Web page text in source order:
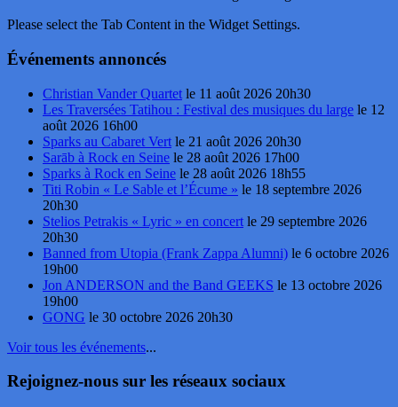
Please select the Tab Content in the Widget Settings.
Événements annoncés
Christian Vander Quartet le 11 août 2026 20h30
Les Traversées Tatihou : Festival des musiques du large le 12
août 2026 16h00
Sparks au Cabaret Vert le 21 août 2026 20h30
Sarāb à Rock en Seine le 28 août 2026 17h00
Sparks à Rock en Seine le 28 août 2026 18h55
Titi Robin « Le Sable et l’Écume » le 18 septembre 2026
20h30
Stelios Petrakis « Lyric » en concert le 29 septembre 2026
20h30
Banned from Utopia (Frank Zappa Alumni) le 6 octobre 2026
19h00
Jon ANDERSON and the Band GEEKS le 13 octobre 2026
19h00
GONG le 30 octobre 2026 20h30
Voir tous les événements...
Rejoignez-nous sur les réseaux sociaux